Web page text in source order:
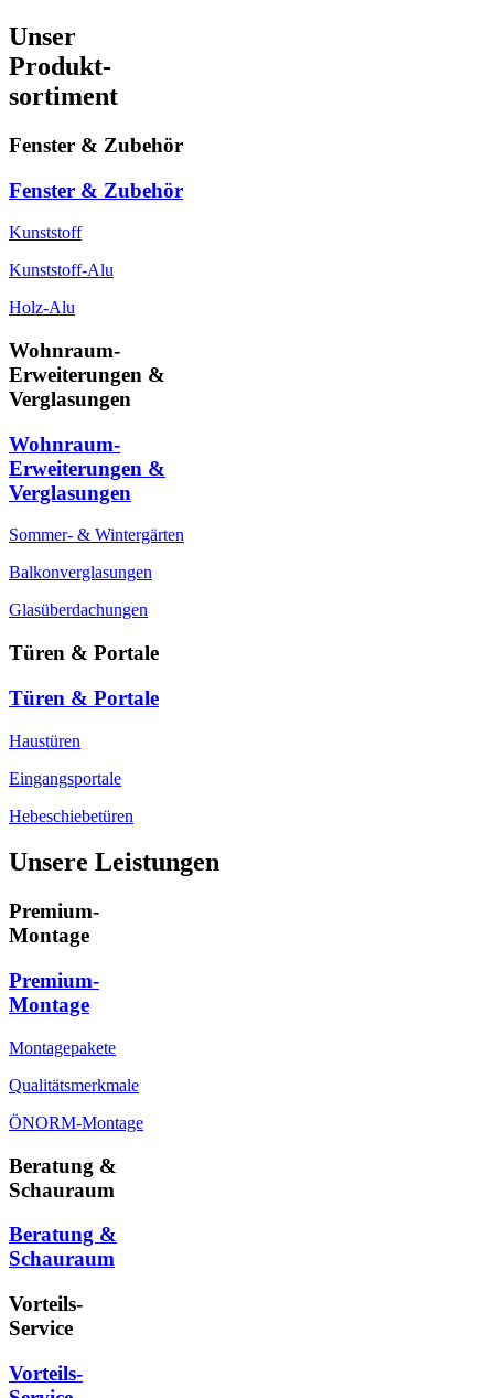
Unser
Produkt-
sortiment
Fenster & Zubehör
Fenster & Zubehör
Kunststoff
Kunststoff-Alu
Holz-Alu
Wohnraum-
Erweiterungen &
Verglasungen
Wohnraum-
Erweiterungen &
Verglasungen
Sommer- & Wintergärten
Balkonverglasungen
Glasüberdachungen
Türen & Portale
Türen & Portale
Haustüren
Eingangsportale
Hebeschiebetüren
Unsere Leistungen
Premium-
Montage
Premium-
Montage
Montagepakete
Qualitätsmerkmale
ÖNORM-Montage
Beratung &
Schauraum
Beratung &
Schauraum
Vorteils-
Service
Vorteils-